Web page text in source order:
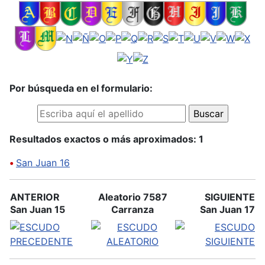
Por búsqueda en el formulario:
Resultados exactos o más aproximados: 1
• San Juan 16
ANTERIOR
San Juan 15
Aleatorio 7587
Carranza
SIGUIENTE
San Juan 17